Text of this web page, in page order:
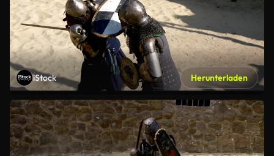
iStock Herunterladen